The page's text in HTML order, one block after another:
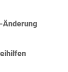
Änderung